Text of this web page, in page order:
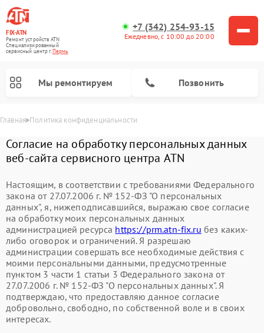
FIX-ATN
Ремонт устройств ATN
Специализированный
cервисный центр г.Пермь
+7 (342) 254-93-15
Ежедневно, с 10:00 до 20:00
Мы ремонтируем Позвонить
Главная Политика конфиденциальности
Согласие на обработку персональных данных
веб-сайта сервисного центра ATN
Настоящим, в соответствии с требованиями Федерального
закона от 27.07.2006 г. № 152-ФЗ "О персональных
данных", я, нижеподписавшийся, выражаю свое согласие
на обработку моих персональных данных
администрацией ресурса https://prm.atn-fix.ru без каких-
либо оговорок и ограничений. Я разрешаю
администрации совершать все необходимые действия с
моими персональными данными, предусмотренные
пунктом 3 части 1 статьи 3 Федерального закона от
27.07.2006 г. № 152-ФЗ "О персональных данных". Я
подтверждаю, что предоставляю данное согласие
добровольно, свободно, по собственной воле и в своих
интересах.